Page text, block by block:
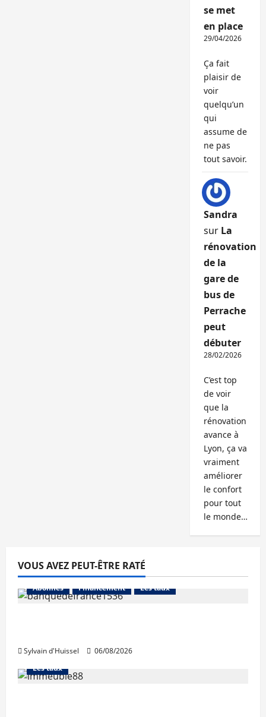
se met
en place
29/04/2026
Ça fait
plaisir de
voir
quelqu’un
qui
assume de
ne pas
tout savoir.
Sandra
sur La
rénovation
de la
gare de
bus de
Perrache
peut
débuter
28/02/2026
C’est top
de voir
que la
rénovation
avance à
Lyon, ça va
vraiment
améliorer
le confort
pour tout
le monde…
VOUS AVEZ PEUT-ÊTRE RATÉ
Abonnés Financement Les taux
Sylvain d'Huissel 06/08/2026
Abonnés Financement
Les taux